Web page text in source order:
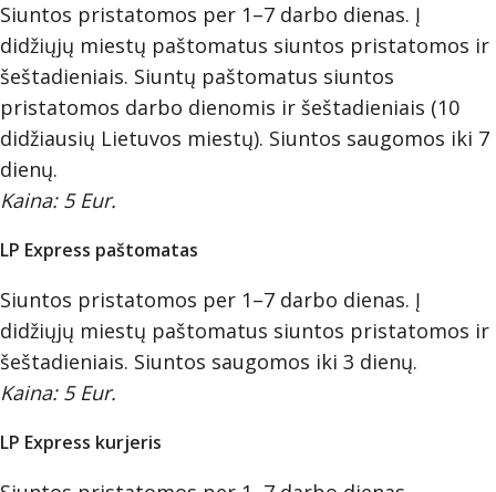
Siuntos pristatomos per 1–7 darbo dienas. Į
didžiųjų miestų paštomatus siuntos pristatomos ir
šeštadieniais. Siuntų paštomatus siuntos
pristatomos darbo dienomis ir šeštadieniais (10
didžiausių Lietuvos miestų). Siuntos saugomos iki 7
dienų.
Kaina: 5 Eur.
LP Express paštomatas
Siuntos pristatomos per 1–7 darbo dienas. Į
didžiųjų miestų paštomatus siuntos pristatomos ir
šeštadieniais. Siuntos saugomos iki 3 dienų.
Kaina: 5 Eur.
LP Express kurjeris